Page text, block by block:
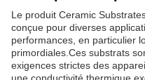
Le produit Ceramic
conçue pour diverses
performances, en particulier
primordiales.Ces substrats
exigences strictes des